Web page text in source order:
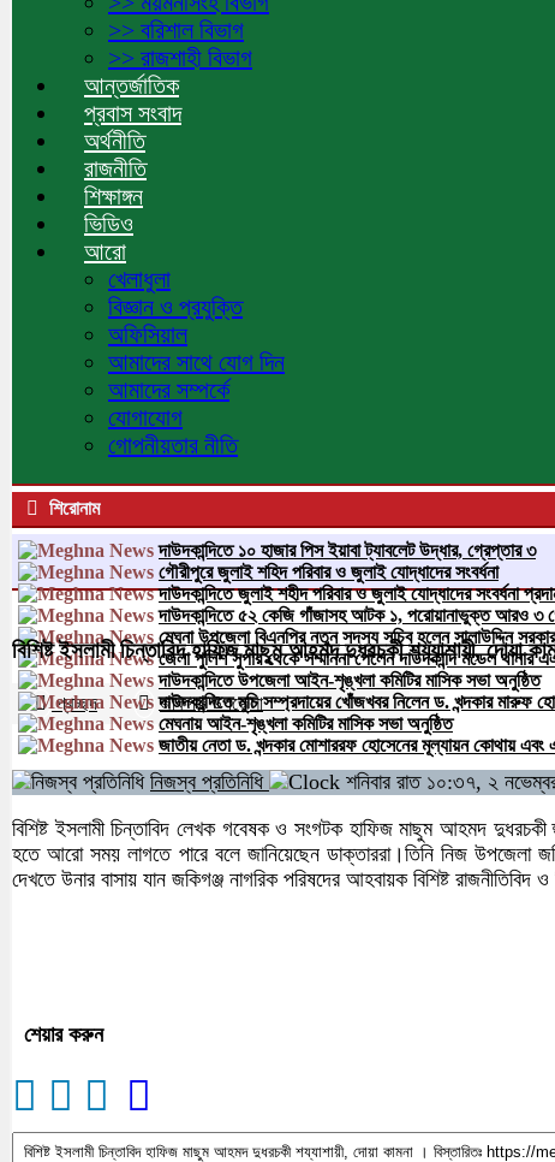
>> বরিশাল বিভাগ
>> রাজশাহী বিভাগ
আন্তর্জাতিক
প্রবাস সংবাদ
অর্থনীতি
রাজনীতি
শিক্ষাঙ্গন
ভিডিও
আরো
খেলাধুলা
বিজ্ঞান ও প্রযুক্তি
অফিসিয়াল
আমাদের সাথে যোগ দিন
আমাদের সম্পর্কে
যোগাযোগ
গোপনীয়তার নীতি
শিরোনাম
দাউদকান্দিতে ১০ হাজার পিস ইয়াবা ট্যাবলেট উদ্ধার, গ্রেপ্তার ৩
গৌরীপুরে জুলাই শহিদ পরিবার ও জুলাই যোদ্ধাদের সংবর্ধনা
দাউদকান্দিতে জুলাই শহীদ পরিবার ও জুলাই যোদ্ধাদের সংবর্ধনা
দাউদকান্দিতে ৫২ কেজি গাঁজাসহ আটক ১, পরোয়ানাভুক্ত আরও ৩
মেঘনা উপজেলা বিএনপির নতুন সদস্য সচিব হলেন সালাউদ্দিন সরকার
জেলা পুলিশ সুপার থেকে সম্মাননা পেলেন দাউদকান্দি মডেল
দাউদকান্দিতে উপজেলা আইন-শৃঙ্খলা কমিটির মাসিক সভা অনুষ্ঠিত
দাউদকান্দিতে মুচি সম্প্রদায়ের খোঁজখবর নিলেন ড. খন্দকার মারুফ
মেঘনায় আইন-শৃঙ্খলা কমিটির মাসিক সভা অনুষ্ঠিত
জাতীয় নেতা ড. খন্দকার মোশাররফ হোসেনের মূল্যায়ন কোথায় এবং
বিশিষ্ট ইসলামী চিন্তাবিদ হাফিজ মাছুম আহমদ দুধরচকী শয্যাশায়ী, দোয়া
প্রচ্ছদ জকিগঞ্জ উপজেলা ২৯৯২বার পঠিত
নিজস্ব প্রতিনিধি
শনিবার রাত ১০:৩৭, ২
বিশিষ্ট ইসলামী চিন্তাবিদ লেখক গবেষক ও সংগটক হাফিজ মাছুম আহমদ
হতে আরো সময় লাগতে পারে বলে জানিয়েছেন ডাক্তাররা।তিনি নিজ উপজেলা
দেখতে উনার বাসায় যান জকিগঞ্জ নাগরিক পরিষদের আহবায়ক বিশিষ্ট
শেয়ার করুন